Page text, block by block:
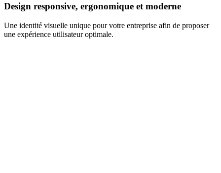
Design responsive, ergonomique et moderne
Une identité visuelle unique pour votre entreprise afin de proposer
une expérience utilisateur optimale.